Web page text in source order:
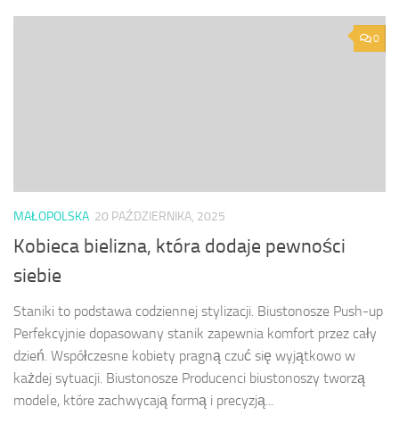
0
MAŁOPOLSKA 20 PAŹDZIERNIKA, 2025
Kobieca bielizna, która dodaje pewności
siebie
Staniki to podstawa codziennej stylizacji. Biustonosze Push-up
Perfekcyjnie dopasowany stanik zapewnia komfort przez cały
dzień. Współczesne kobiety pragną czuć się wyjątkowo w
każdej sytuacji. Biustonosze Producenci biustonoszy tworzą
modele, które zachwycają formą i precyzją...